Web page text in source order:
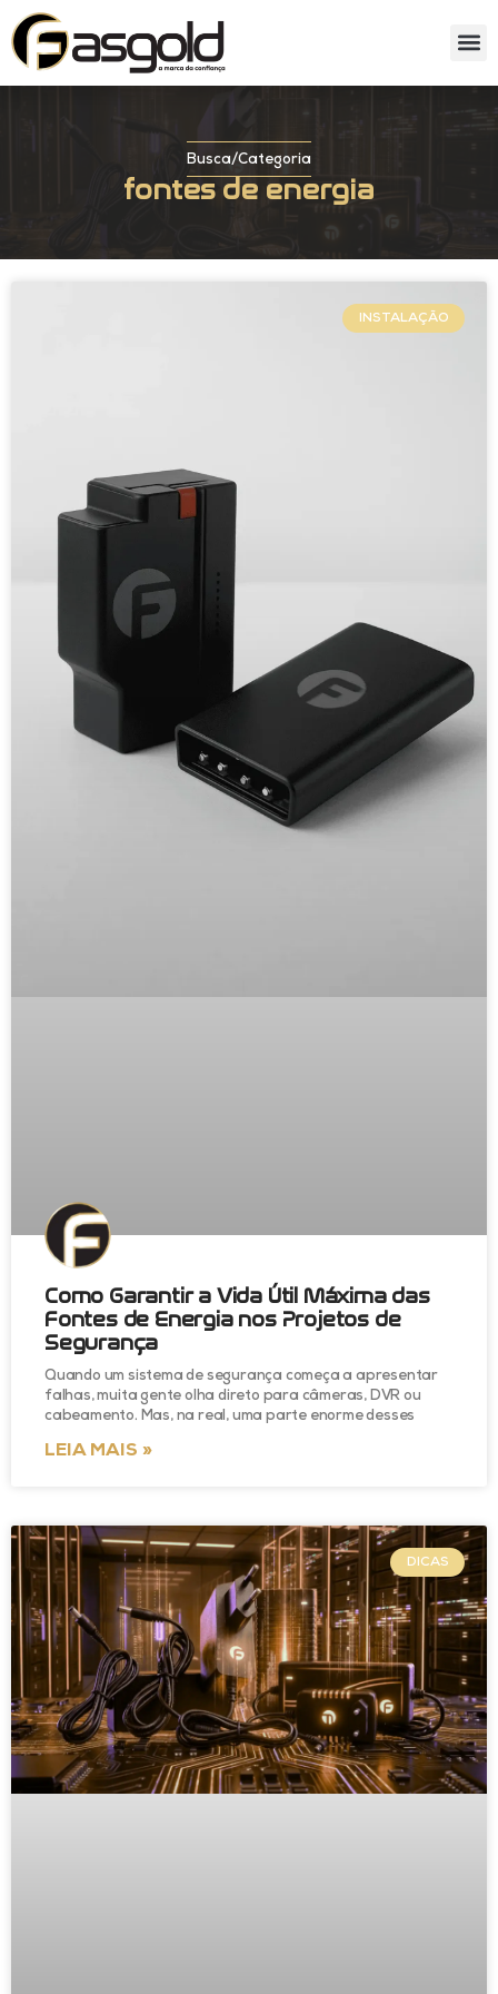
Busca/Categoria
fontes de energia
INSTALAÇÃO
Como Garantir a Vida Útil Máxima das
Fontes de Energia nos Projetos de
Segurança
Quando um sistema de segurança começa a apresentar
falhas, muita gente olha direto para câmeras, DVR ou
cabeamento. Mas, na real, uma parte enorme desses
LEIA MAIS »
DICAS